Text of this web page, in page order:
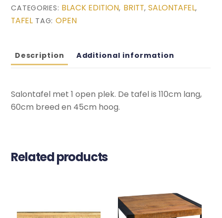
quantity
CATEGORIES: BLACK EDITION, BRITT, SALONTAFEL,
TAFEL TAG: OPEN
Description Additional information
Salontafel met 1 open plek. De tafel is 110cm lang,
60cm breed en 45cm hoog.
Related products